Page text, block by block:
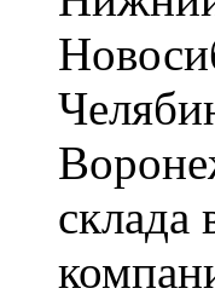
склада